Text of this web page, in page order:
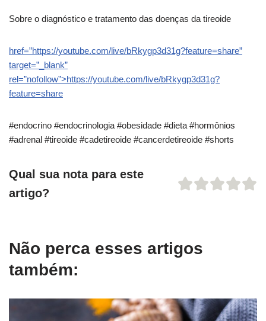
Sobre o diagnóstico e tratamento das doenças da tireoide
href=”https://youtube.com/live/bRkygp3d31g?feature=share”
target=”_blank”
rel=”nofollow”>https://youtube.com/live/bRkygp3d31g?
feature=share
#endocrino #endocrinologia #obesidade #dieta #hormônios
#adrenal #tireoide #cadetireoide #cancerdetireoide #shorts
Qual sua nota para este
artigo?
Não perca esses artigos
também: